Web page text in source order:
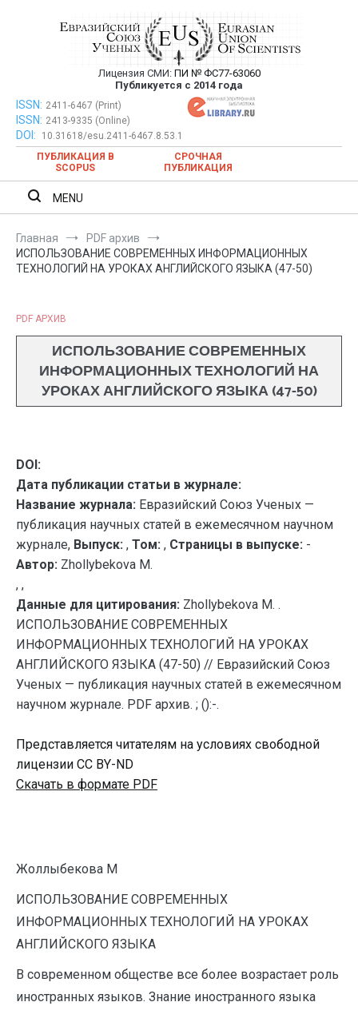
Евразийский Союз Ученых —
публикация научных статей в
ежемесячном научном журнале
Лицензия СМИ: ПИ № ФС77-63060
Публикуется с 2014 года
Евразийский Союз Ученых — публикация научных статей в
ежемесячном научном журнале
ISSN: 2411-6467 (Print)
ISSN: 2413-9335 (Online)
DOI:
10.31618/esu.2411-6467.8.53.1
ПУБЛИКАЦИЯ В
SCOPUS
СРОЧНАЯ
ПУБЛИКАЦИЯ
MENU
Главная
PDF архив
ИСПОЛЬЗОВАНИЕ СОВРЕМЕННЫХ ИНФОРМАЦИОННЫХ
ТЕХНОЛОГИЙ НА УРОКАХ АНГЛИЙСКОГО ЯЗЫКА (47-50)
PDF АРХИВ
ИСПОЛЬЗОВАНИЕ СОВРЕМЕННЫХ
ИНФОРМАЦИОННЫХ ТЕХНОЛОГИЙ НА
УРОКАХ АНГЛИЙСКОГО ЯЗЫКА (47-50)
DOI:
Дата публикации статьи в журнале:
Название журнала: Евразийский Союз Ученых —
публикация научных статей в ежемесячном научном
журнале, Выпуск: , Том: , Страницы в выпуске: -
Автор: Zhollybekova M.
, ,
Данные для цитирования: Zhollybekova M. .
ИСПОЛЬЗОВАНИЕ СОВРЕМЕННЫХ
ИНФОРМАЦИОННЫХ ТЕХНОЛОГИЙ НА УРОКАХ
АНГЛИЙСКОГО ЯЗЫКА (47-50) // Евразийский Союз
Ученых — публикация научных статей в ежемесячном
научном журнале. PDF архив. ; ():-.
Представляется читателям на условиях свободной
лицензии CC BY-ND
Скачать в формате PDF
Жоллыбекова М
ИСПОЛЬЗОВАНИЕ СОВРЕМЕННЫХ
ИНФОРМАЦИОННЫХ ТЕХНОЛОГИЙ НА УРОКАХ
АНГЛИЙСКОГО ЯЗЫКА
В современном обществе все более возрастает роль
иностранных языков. Знание иностранного языка